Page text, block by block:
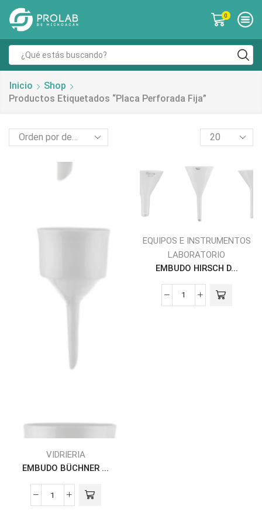
0
Inicio
Shop
Productos Etiquetados “placa Perforada Fija”
VIDRIERIA
EMBUDO BÜCHNER ...
EQUIPOS E INSTRUMENTOS
LABORATORIO
EMBUDO HIRSCH D...